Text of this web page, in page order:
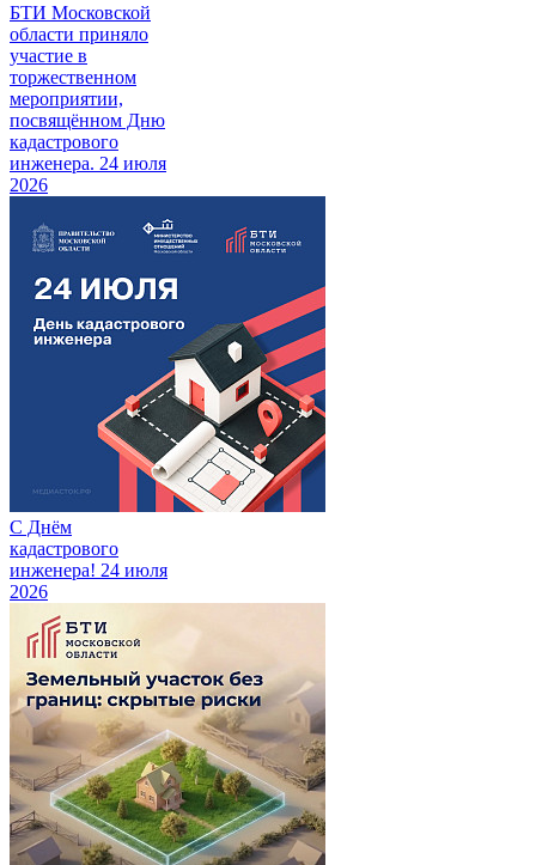
БТИ Московской
области приняло
участие в
торжественном
мероприятии,
посвящённом Дню
кадастрового
инженера. 24 июля
2026
С Днём
кадастрового
инженера! 24 июля
2026